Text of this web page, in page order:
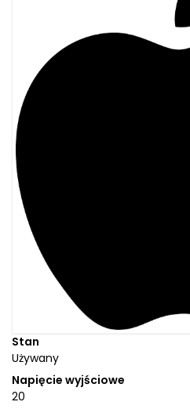
Stan
Używany
Napięcie wyjściowe
20